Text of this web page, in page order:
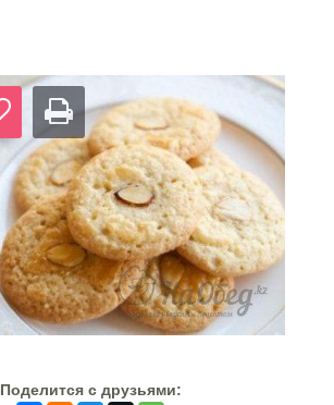
Поделится c друзьями: